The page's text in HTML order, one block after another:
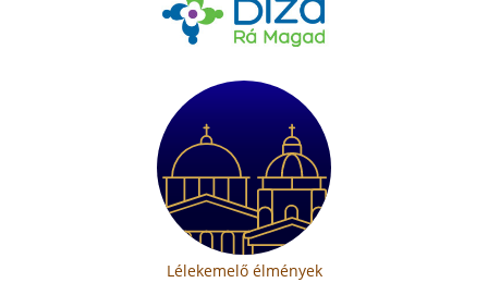
Lélekemelő élmények